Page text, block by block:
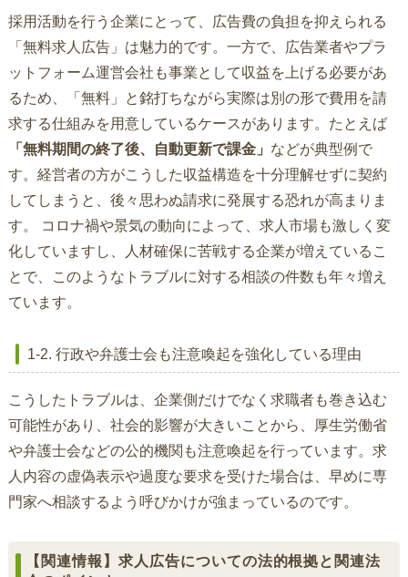
採用活動を行う企業にとって、広告費の負担を抑えられる
「無料求人広告」は魅力的です。一方で、広告業者やプラ
ットフォーム運営会社も事業として収益を上げる必要があ
るため、「無料」と銘打ちながら実際は別の形で費用を請
求する仕組みを用意しているケースがあります。たとえば
「無料期間の終了後、自動更新で課金」 などが典型例で
す。経営者の方がこうした収益構造を十分理解せずに契約
してしまうと、後々思わぬ請求に発展する恐れが高まりま
す。 コロナ禍や景気の動向によって、求人市場も激しく変
化していますし、人材確保に苦戦する企業が増えているこ
とで、このようなトラブルに対する相談の件数も年々増え
ています。
1-2. 行政や弁護士会も注意喚起を強化している理由
こうしたトラブルは、企業側だけでなく求職者も巻き込む
可能性があり、社会的影響が大きいことから、厚生労働省
や弁護士会などの公的機関も注意喚起を行っています。求
人内容の虚偽表示や過度な要求を受けた場合は、早めに専
門家へ相談するよう呼びかけが強まっているのです。
【関連情報】求人広告についての法的根拠と関連法